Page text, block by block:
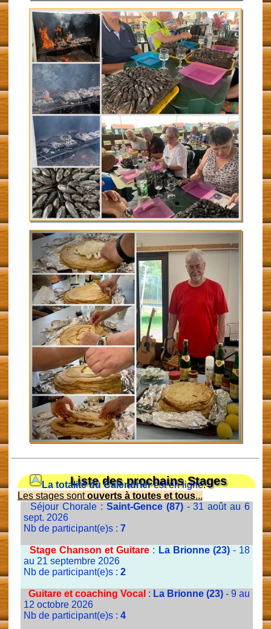
Liste des prochains Stages
La totalité du Calendrierest en ligne.
Les stages sontouverts à toutes et tous...
Séjour Chorale : Saint-Gence (87)- 31 août au 6
sept. 2026
Nb de participant(e)s : 7
Stage Chanson et Guitare : La Brionne (23)- 18
au 21 septembre 2026
Nb de participant(e)s : 2
Guitare et coaching Vocal : La Brionne (23)- 9 au
12 octobre 2026
Nb de participant(e)s : 4